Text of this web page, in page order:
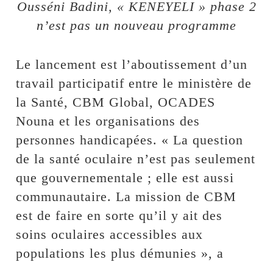
Ousséni Badini, « KENEYELI » phase 2
n’est pas un nouveau programme
Le lancement est l’aboutissement d’un
travail participatif entre le ministère de
la Santé, CBM Global, OCADES
Nouna et les organisations des
personnes handicapées. « La question
de la santé oculaire n’est pas seulement
que gouvernementale ; elle est aussi
communautaire. La mission de CBM
est de faire en sorte qu’il y ait des
soins oculaires accessibles aux
populations les plus démunies », a